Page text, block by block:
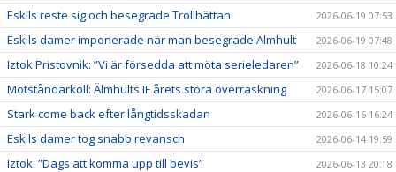
Eskils reste sig och besegrade Trollhättan 2026-06-19 07:53
Eskils damer imponerade när man besegrade Älmhult 2026-06-19 07:48
Iztok Pristovnik: ”Vi är försedda att möta serieledaren” 2026-06-18 10:24
Motståndarkoll: Älmhults IF årets stora överraskning 2026-06-17 15:07
Stark come back efter långtidsskadan 2026-06-16 16:24
Eskils damer tog snabb revansch 2026-06-14 19:59
Iztok: ”Dags att komma upp till bevis” 2026-06-13 20:18